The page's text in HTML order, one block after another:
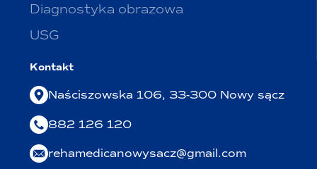
Diagnostyka obrazowa
USG
Kontakt
Naściszowska 106, 33-300 Nowy sącz
882 126 120
rehamedicanowysacz@gmail.com